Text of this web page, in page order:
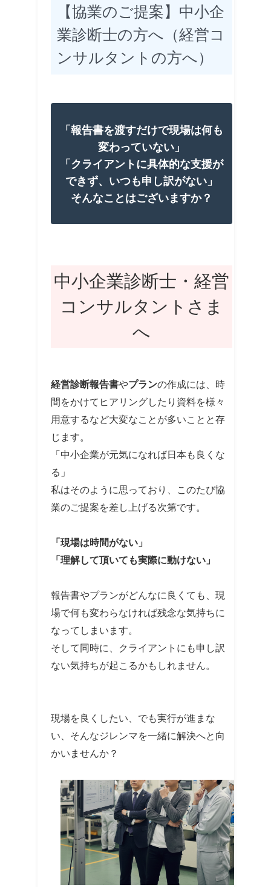
【協業のご提案】中小企
業診断士の方へ（経営コ
ンサルタントの方へ）
「報告書を渡すだけで現場は何も
変わっていない」
「クライアントに具体的な支援が
できず、いつも申し訳がない」
そんなことはございますか？
中小企業診断士・経営
コンサルタントさま
へ
経営診断報告書やプランの作成には、時
間をかけてヒアリングしたり資料を様々
用意するなど大変なことが多いことと存
じます。
「中小企業が元気になれば日本も良くな
る」
私はそのように思っており、このたび協
業のご提案を差し上げる次第です。
「現場は時間がない」
「理解して頂いても実際に動けない」
報告書やプランがどんなに良くても、現
場で何も変わらなければ残念な気持ちに
なってしまいます。
そして同時に、クライアントにも申し訳
ない気持ちが起こるかもしれません。
現場を良くしたい、でも実行が進まな
い、そんなジレンマを一緒に解決へと向
かいませんか？